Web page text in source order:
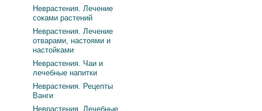
Неврастения. Лечение
соками растений
Неврастения. Лечение
отварами, настоями и
настойками
Неврастения. Чаи и
лечебные напитки
Неврастения. Рецепты
Ванги
Неврастения. Лечебные